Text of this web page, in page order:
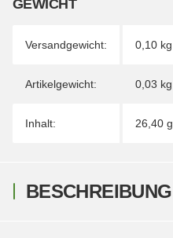
EWICHT
Versandgewicht: 0,10 kg
Artikelgewicht: 0,03 kg
Inhalt: 26,40 g
BESCHREIBUNG